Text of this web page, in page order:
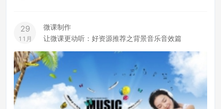
29
11月
微课制作
让微课更动听：好资源推荐之背景音乐音效篇